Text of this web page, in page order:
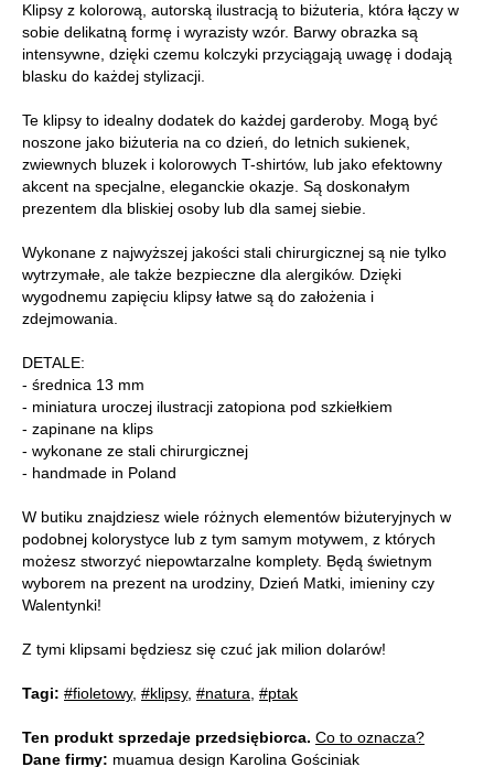
Klipsy z kolorową, autorską ilustracją to biżuteria, która łączy w
sobie delikatną formę i wyrazisty wzór. Barwy obrazka są
intensywne, dzięki czemu kolczyki przyciągają uwagę i dodają
blasku do każdej stylizacji.
Te klipsy to idealny dodatek do każdej garderoby. Mogą być
noszone jako biżuteria na co dzień, do letnich sukienek,
zwiewnych bluzek i kolorowych T-shirtów, lub jako efektowny
akcent na specjalne, eleganckie okazje. Są doskonałym
prezentem dla bliskiej osoby lub dla samej siebie.
Wykonane z najwyższej jakości stali chirurgicznej są nie tylko
wytrzymałe, ale także bezpieczne dla alergików. Dzięki
wygodnemu zapięciu klipsy łatwe są do założenia i
zdejmowania.
DETALE:
- średnica 13 mm
- miniatura uroczej ilustracji zatopiona pod szkiełkiem
- zapinane na klips
- wykonane ze stali chirurgicznej
- handmade in Poland
W butiku znajdziesz wiele różnych elementów biżuteryjnych w
podobnej kolorystyce lub z tym samym motywem, z których
możesz stworzyć niepowtarzalne komplety. Będą świetnym
wyborem na prezent na urodziny, Dzień Matki, imieniny czy
Walentynki!
Z tymi klipsami będziesz się czuć jak milion dolarów!
Tagi: #fioletowy, #klipsy, #natura #ptak
Ten produkt sprzedaje przedsiębiorca. Co to oznacza?
Dane firmy: muamua design Karolina Gościniak